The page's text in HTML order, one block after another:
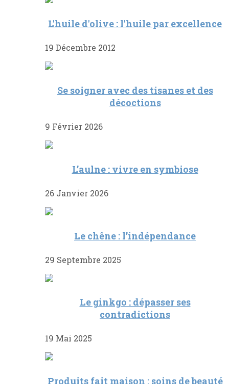
L'huile d'olive : l'huile par excellence
19 Décembre 2012
Se soigner avec des tisanes et des
décoctions
9 Février 2026
L’aulne : vivre en symbiose
26 Janvier 2026
Le chêne : l’indépendance
29 Septembre 2025
Le ginkgo : dépasser ses
contradictions
19 Mai 2025
Produits fait maison : soins de beauté